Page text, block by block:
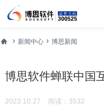
  新闻中心  博思新闻
博思软件蝉联中国
2023.10.27 阅读：3532